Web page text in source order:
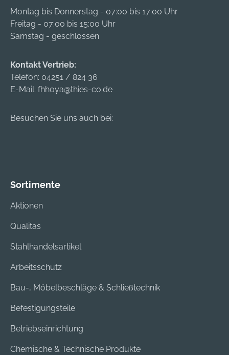
mtdeurope@mtdpro
ducts.com
Trage • Große,
Montag bis Donnerstag - 07:00 bis 17:00 Uhr
Freitag - 07:00 bis 15:00 Uhr
Samstag - geschlossen
Kontakt Vertrieb:
Telefon: 04251 / 824 36
E-Mail: fhhoya@thies-co.de
Besuchen Sie uns auch bei:
Sortimente
Aktionen
Qualitas
Stahlhandelsartikel
Arbeitsschutz
Bau-, Möbelbeschläge & Schließtechnik
Befestigungsteile
Betriebseinrichtung
Chemische & Technische Produkte